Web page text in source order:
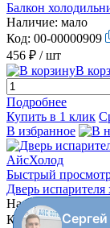
Балкон
Наличие: мало
Код: 00-00000909
456 ₽ / шт
В
Подробнее
Купить в 1 клик
В избранное
Быстрый
Дверь
Наличие:
Код:00-00000919